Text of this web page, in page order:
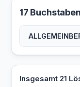
17 Buchstaben
Insgesamt 21